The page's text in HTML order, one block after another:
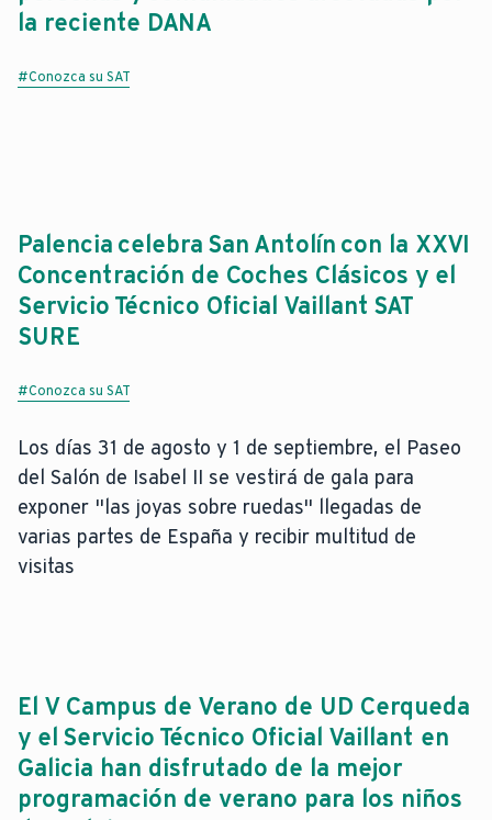
la reciente DANA
#Conozca su SAT
Palencia celebra San Antolín con la XXVI
Concentración de Coches Clásicos y el
Servicio Técnico Oficial Vaillant SAT
SURE
#Conozca su SAT
Los días 31 de agosto y 1 de septiembre, el Paseo
del Salón de Isabel II se vestirá de gala para
exponer "las joyas sobre ruedas" llegadas de
varias partes de España y recibir multitud de
visitas
El V Campus de Verano de UD Cerqueda
y el Servicio Técnico Oficial Vaillant en
Galicia han disfrutado de la mejor
programación de verano para los niños